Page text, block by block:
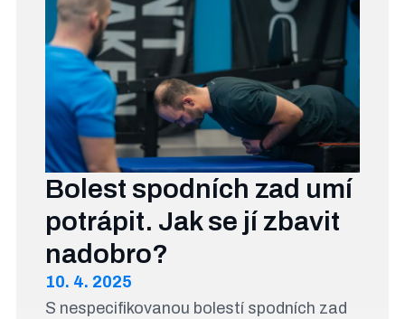
Bolest spodních zad umí
potrápit. Jak se jí zbavit
nadobro?
10. 4. 2025
S nespecifikovanou bolestí spodních zad